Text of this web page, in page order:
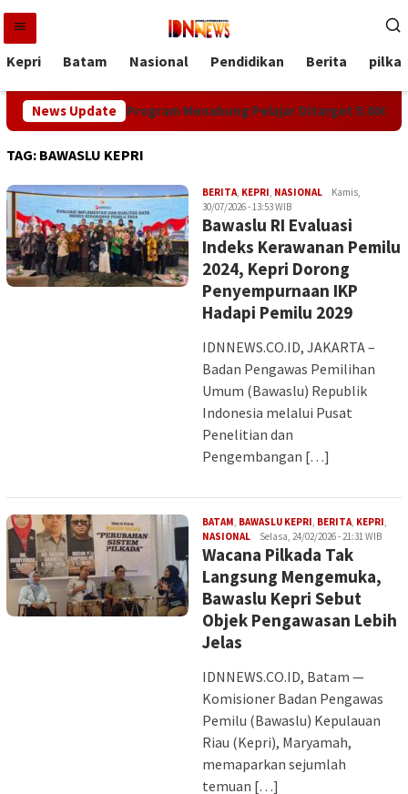
Loncat
konten
Kepri Batam Nasional Pendidikan Berita
News Update
Kepri, Program Menabung Pelajar Ditarget 5.000
TAG: BAWASLU KEPRI
BERITA, KEPRI, NASIONALImanKamis,
30/07/2026 - 13:53 WIB
Bawaslu RI Evaluasi
Indeks Kerawanan Pemilu
2024, Kepri Dorong
Penyempurnaan IKP
Hadapi Pemilu 2029
IDNNEWS.CO.ID, JAKARTA –
Badan Pengawas Pemilihan
Umum (Bawaslu) Republik
Indonesia melalui Pusat
Penelitian dan
Pengembangan […]
BATAM, BAWASLU KEPRI, BERITA, KEPRI,
NASIONALImanSelasa, 24/02/2026 - 21:31 WIB
Wacana Pilkada Tak
Langsung Mengemuka,
Bawaslu Kepri Sebut
Objek Pengawasan Lebih
Jelas
IDNNEWS.CO.ID, Batam —
Komisioner Badan Pengawas
Pemilu (Bawaslu) Kepulauan
Riau (Kepri), Maryamah,
memaparkan sejumlah
temuan […]